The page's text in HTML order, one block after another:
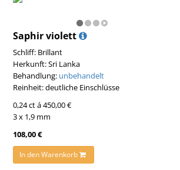
Saphir violett
Schliff: Brillant
Herkunft: Sri Lanka
Behandlung: unbehandelt
Reinheit: deutliche Einschlüsse
0,24 ct á 450,00 €
3 x 1,9 mm
108,00 €
In den Warenkorb